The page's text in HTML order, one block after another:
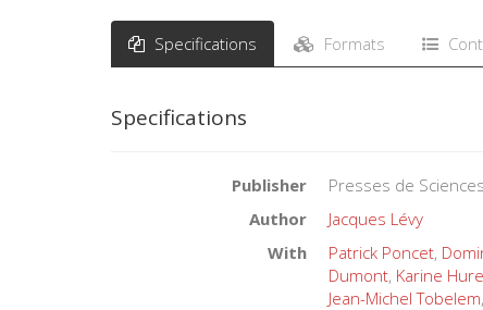
Specifications Formats
Specifications
Publisher
Presses de
Author
Jacques Lévy
With
Patrick Poncet,
Dumont, Karine
Jean-Michel Tobelem,